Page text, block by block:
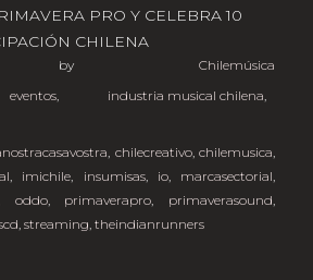
PRO Y CELEBRA 10
CHILENA
by Chilemúsica
eventos industria musical chilena
chilecreativo,chilemusica
imichile insumisas, io, marcasectorial
oddo, primaverapro primaverasound
streaming theindianrunners